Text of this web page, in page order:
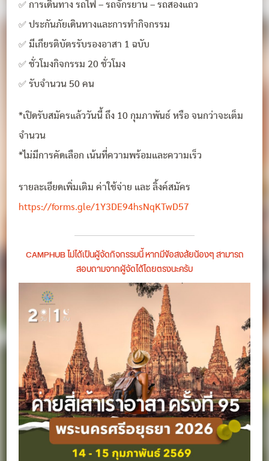
✅ การเดินทาง รถไฟ – รถจักรยาน – รถสองแถว
✅ ประกันภัยเดินทางและการทำกิจกรรม
✅ มีเกียรติบัตรรับรองอาสา 1 ฉบับ
✅ ชั่วโมงกิจกรรม 20 ชั่วโมง
✅ รับจำนวน 50 คน
*เปิดรับสมัครแล้ววันนี้ ถึง 10 กุมภาพันธ์ หรือ จนกว่าจะเต็ม
จำนวน
*ไม่มีการคัดเลือก เน้นที่ความพร้อมและความเร็ว
รายละเอียดเพิ่มเติม ค่าใช้จ่าย และ ลิ้งค์สมัคร
https://forms.gle/1Y3DE94hsNqKTwD57
CAMPHUB ไม่ได้เป็นผู้จัดกิจกรรมนี้ หากมีข้อสงสัยน้องๆ สามารถ
สอบถามจากผู้จัดได้โดยตรงนะครับ